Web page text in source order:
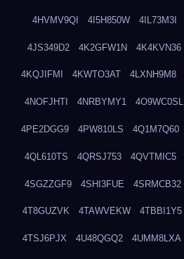
4HVMV9QI 4I5H850W 4IL73M3I
4JS349D2 4K2GFW1N 4K4KVN36
4KQJIFMI 4KWTO3AT 4LXNH9M8
4NOFJHTI 4NRBYMY1 4O9WC0SL
4PE2DGG9 4PW810LS 4Q1M7Q60
4QL610TS 4QRSJ753 4QVTMIC5
4SGZZGF9 4SHI3FUE 4SRMCB32
4T8GUZVK 4TAWVEKW 4TBBI1Y5
4TSJ6PJX 4U48QGQ2 4UMM8LXA